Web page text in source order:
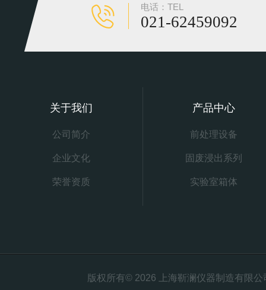
电话：TEL
021-62459092
关于我们
公司简介
企业文化
荣誉资质
产品中心
前处理设备
固废浸出系列
实验室箱体
版权所有© 2026 上海靳澜仪器制造有限